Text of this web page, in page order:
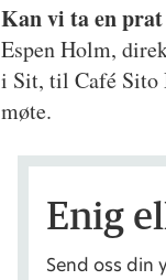
Kan vi ta en
Espen Holm,
i Sit, til Café Sito
møte.
Enig
Send oss din